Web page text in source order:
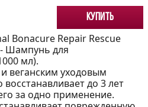
Купить
Bonacure Repair Rescue
Шампунь для
мл).
веганским уходовым
до 3 лет
за одно применение.